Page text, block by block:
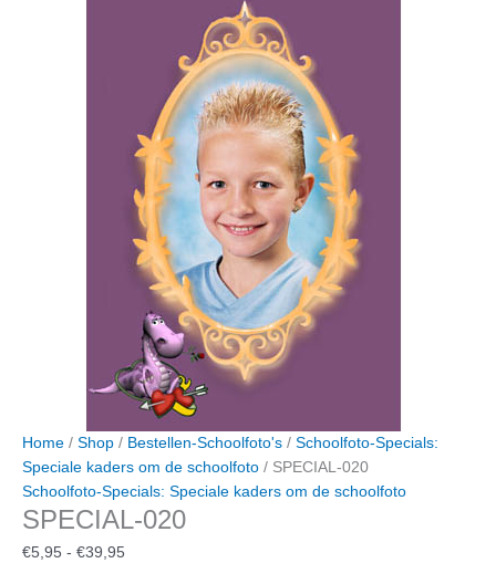
Home / Shop / Bestellen-Schoolfoto's / Schoolfoto-Specials:
Speciale kaders om de schoolfoto / SPECIAL-020
Schoolfoto-Specials: Speciale kaders om de schoolfoto
SPECIAL-020
€5,95 - €39,95Prijsklasse: